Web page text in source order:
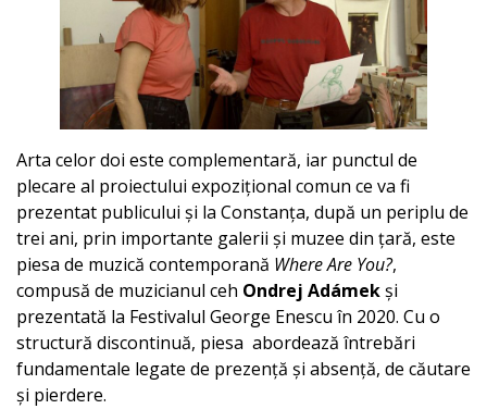
Arta celor doi este complementară, iar punctul de
plecare al proiectului expozițional comun ce va fi
prezentat publicului și la Constanța, după un periplu de
trei ani, prin importante galerii și muzee din țară, este
piesa de muzică contemporană Where Are You?,
compusă de muzicianul ceh Ondrej Adámekși
prezentată la Festivalul George Enescu în 2020. Cu o
structură discontinuă, piesa abordează întrebări
fundamentale legate de prezență și absență, de căutare
și pierdere.